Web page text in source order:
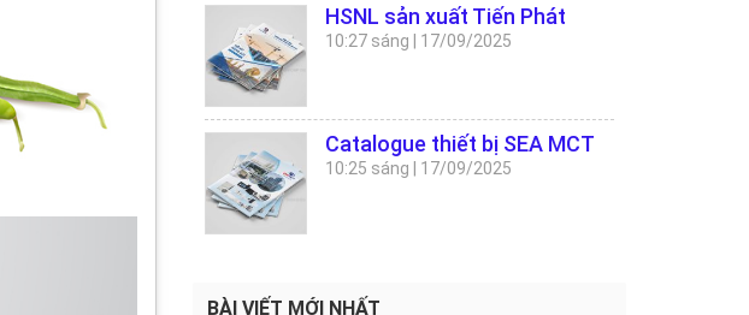
HSNL sản xuất Tiến Phát
10:27 sáng 17/09/2025
Catalogue thiết bị SEA MCT
10:25 sáng 17/09/2025
BÀI VIẾT MỚI NHẤT